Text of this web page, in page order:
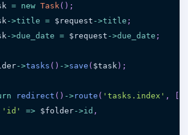
= new Task ( ) ;
->title = $request ->title ;
->due_date = $request ->due_date ;
->tasks ( ) ->save ( $task ) ;
redirect ( ) ->route ( 'tasks.index' ,
[
'id'
=> $folder->id ,